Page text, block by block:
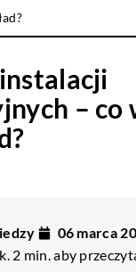
– co
06 marca
2 min. aby